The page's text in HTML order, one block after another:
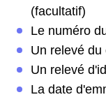
(facultatif)
Le numéro
Un relevé du
Un relevé
La date